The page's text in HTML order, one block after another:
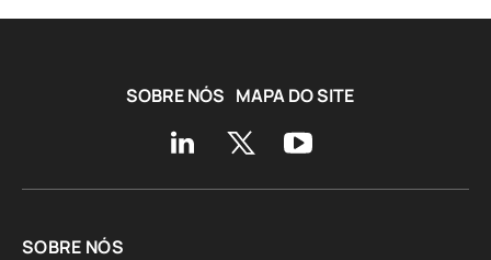
SOBRE NÓS MAPA DO SITE
SOBRE NÓS